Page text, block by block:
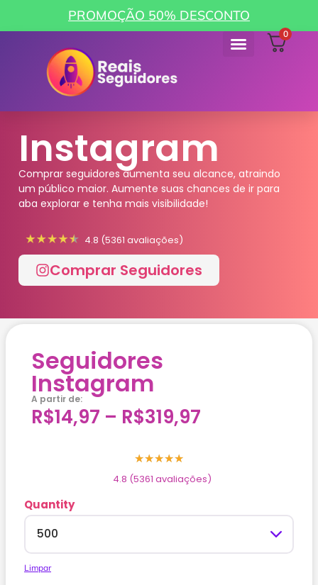
PROMOÇÃO 50% DESCONTO
0
Instagram
Comprar seguidores aumenta seu alcance, atraindo
um público maior. Aumente suas chances de ir para
aba explorar e tenha mais visibilidade!
4.8 (5361 avaliações)
Comprar Seguidores
Seguidores
Instagram
A partir de:
R$14,97 – R$319,97
★★★★★
4.8 (5361 avaliações)
Quantity
Limpar